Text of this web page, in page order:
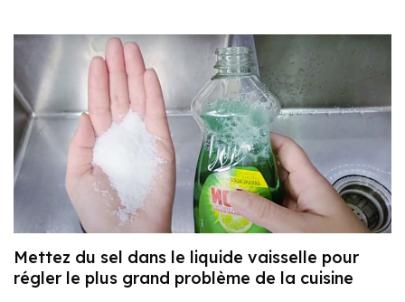
Mettez du sel dans le liquide vaisselle pour
régler le plus grand problème de la cuisine